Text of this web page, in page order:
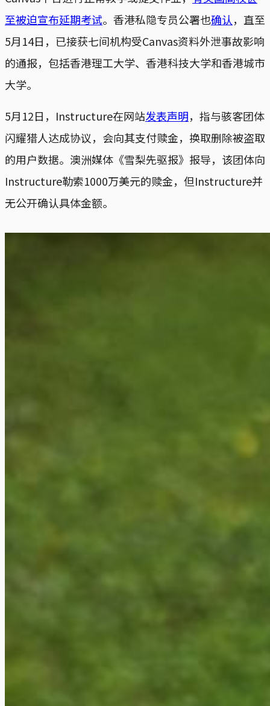
至被迫宣布延期考试。香港私隐专员公署也确认，直至
5月14日，已接获七间机构受Canvas资料外泄事故影响
的通报，包括香港理工大学、香港科技大学和香港城市
大学。
5月12日，Instructure在网站发表声明，指与骇客团体
闪耀猎人达成协议，会向其支付赎金，换取删除被盗取
的用户数据。澳洲媒体《雪梨先驱报》报导，该团体向
Instructure勒索1000万美元的赎金，但Instructure并
无公开确认具体金额。